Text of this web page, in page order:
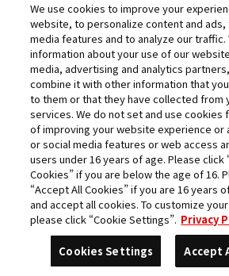
このwebサイトに記載されているすべての画像
断転用、転載をお断りします。
開発中につき、本サイトで使用している画像と
合があります。
※AppleとAppleのロゴは、米国およびその他の
Inc.の商標です。
※Google Play および Google Play ロゴは、
キャリア採用
We use cookies to improve your
website, to personalize content and
media features and to analyze our traffic.
information about your use of our
media, advertising and analytics
combine it with other information that
to them or that they have collected from
services. We do not set and use cookies
of improving your website experience or
or social media features or web access
users under 16 years of age. Please click
Cookies” if you are below the age of 16.
“Accept All Cookies” if you are 16 years
and accept all cookies. To customize
please click “Cookie Settings”. Privacy
Cookies Settings Accept